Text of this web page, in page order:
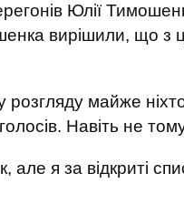
Юлії
вирішили, що
розгляду майже
голосів. Навіть не
я за відкриті